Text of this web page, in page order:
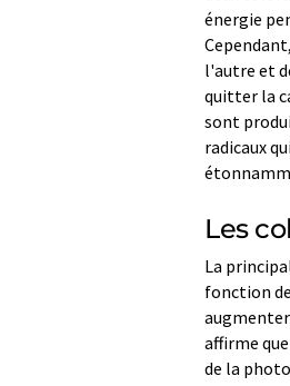
énergie
l'autre et
quitter la
sont
radicaux
Les
La
fonction
affirme
de la